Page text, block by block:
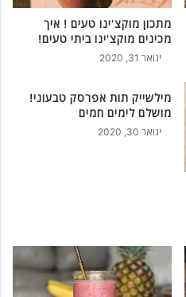
מתכון מוקצ'ינו טעים ! איך
מכינים מוקצ'ינו ביתי טעים!
ינואר 31, 2020
מילשייק תות אפרסק טבעוני!
מושלם לימים חמים
ינואר 30, 2020